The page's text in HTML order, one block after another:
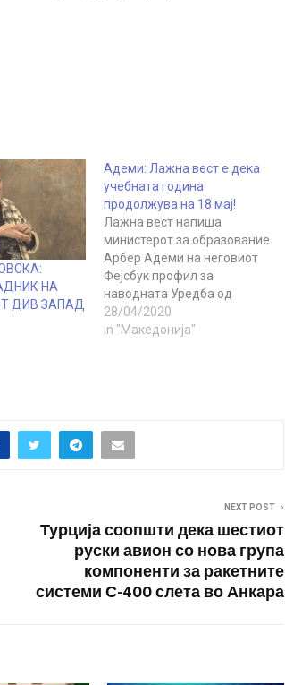
НА
ДИВ ЗАПАД
Адеми: Лажна вест е дека
учебната година
продолжува на 18 мај!
Лажна вест напиша
министерот за образование
Арбер Адеми на неговиот
Фејсбук профил за
наводната Уредба од
Министерството за
образование за старт на
споделува на социјалните
мрежи, треба да се…
28/04/2020
In "Македонија"
NEXT POST
Турција соопшти дека шестиот
руски авион со нова група
компоненти за ракетните
системи С-400 слета во Анкара